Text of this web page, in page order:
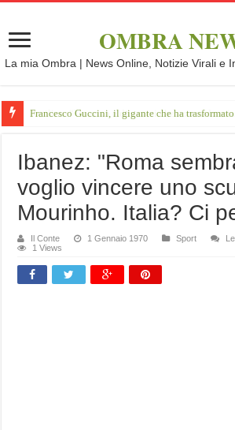
OMBRA
La mia Ombra | News Online, Notizie Virali e
Francesco Guccini, il gigante che ha
Ibanez: "Roma
voglio vincere uno
Mourinho. Italia? Ci
Il Conte 1 Gennaio 1970 Sport
1 Views